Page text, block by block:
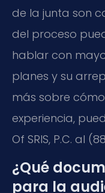
de la junta son
del proceso
hablar con
planes y su
más sobre
experiencia,
Of SRIS, P.C. al
¿Qué
para la